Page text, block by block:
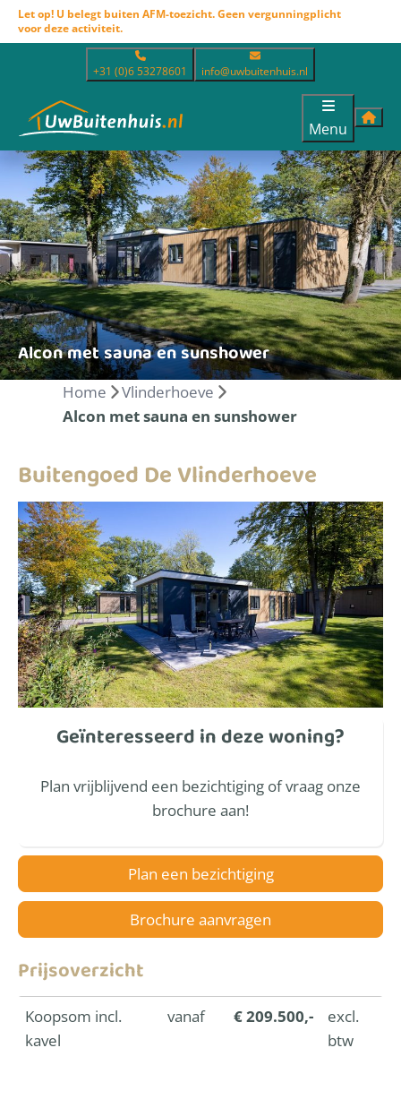
Let op! U belegt buiten AFM-toezicht. Geen vergunningplicht
voor deze activiteit.
+31 (0)6 53278601 info@uwbuitenhuis.nl
Menu
Alcon met sauna en sunshower
Home
Vlinderhoeve
Alcon met sauna en sunshower
Buitengoed De Vlinderhoeve
Geïnteresseerd in deze woning?
Plan vrijblijvend een bezichtiging of vraag onze
brochure aan!
Plan een bezichtiging
Brochure aanvragen
Prijsoverzicht
Koopsom incl.
kavel
vanaf € 209.500,-
excl.
btw